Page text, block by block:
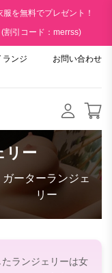
を無料でプレゼント！
割引コード：merrss)
ランジ
お問い合わせ
リー
ガーターランジェ
リー
ランジェリーは女